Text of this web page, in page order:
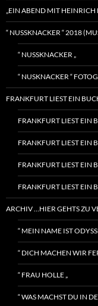
„EIN ABEND MIT HEINRICH
“ NUSSKNACKER “ 2018
“ NUSSKNACKER „
“ NUSKNACKER “
FRANKFURT LIEST EIN
FRANKFURT LIEST EIN
FRANKFURT LIEST EIN
FRANKFURT LIEST EIN
FRANKFURT LIEST EIN
ARCHIV …HIER GEHTS ZU
“ MEIN NAME IST
“ DICH MACHEN WIR
“ FRAU HOLLE „
“ WAS MACHST DU IN